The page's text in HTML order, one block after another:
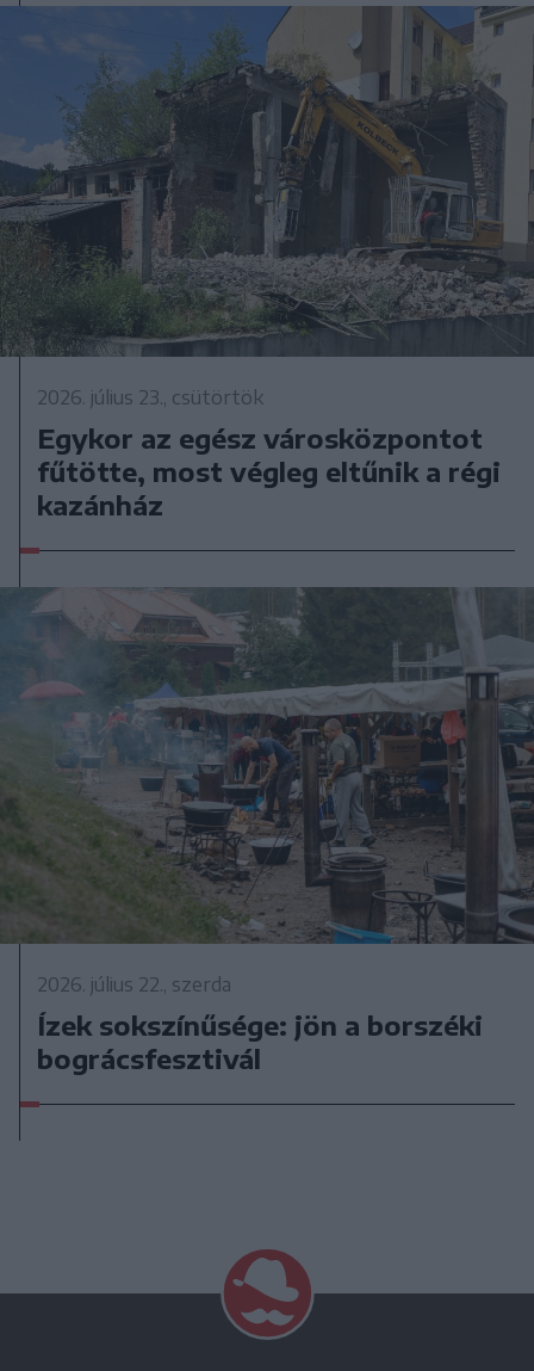
2026. július 23., csütörtök
Egykor az egész városközpontot
fűtötte, most végleg eltűnik a régi
kazánház
2026. július 22., szerda
Ízek sokszínűsége: jön a borszéki
bográcsfesztivál